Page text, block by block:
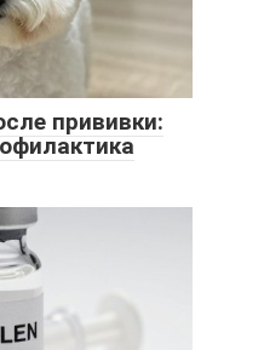
прививки: